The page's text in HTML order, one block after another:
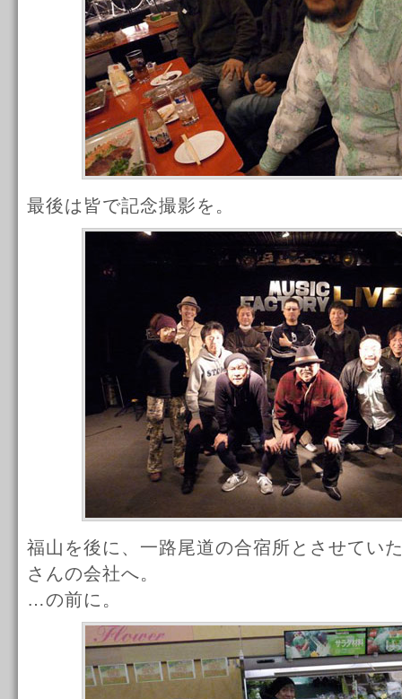
最後は皆で記念撮影を。
福山を後に、一路尾道の合宿所とさせてい
さんの会社へ。
…の前に。